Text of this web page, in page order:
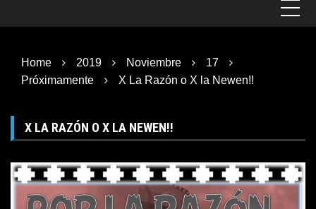
Home 2019 Noviembre
17
Próximamente
X La Razón o X la Newen!!
X LA RAZÓN O X LA NEWEN!!